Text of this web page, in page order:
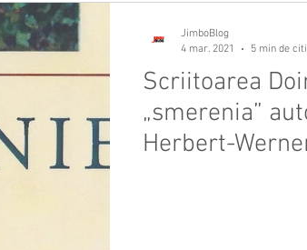
Scriitoarea
„smerenia”
Herbert-
JimboBlog
4 mar. 2021
5 min de